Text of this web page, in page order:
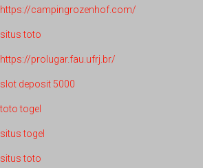
https://campingrozenhof.com/
situs toto
https://prolugar.fau.ufrj.br/
slot deposit 5000
toto togel
situs togel
situs toto